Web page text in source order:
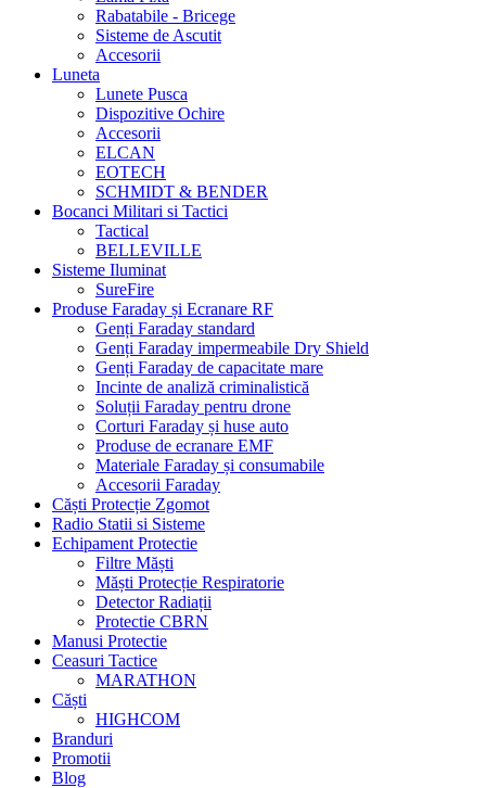
Rabatabile - Bricege
Sisteme de Ascutit
Accesorii
Luneta
Lunete Pusca
Dispozitive Ochire
Accesorii
ELCAN
EOTECH
SCHMIDT & BENDER
Bocanci Militari si Tactici
Tactical
BELLEVILLE
Sisteme Iluminat
SureFire
Produse Faraday și Ecranare RF
Genți Faraday standard
Genți Faraday impermeabile Dry Shield
Genți Faraday de capacitate mare
Incinte de analiză criminalistică
Soluții Faraday pentru drone
Corturi Faraday și huse auto
Produse de ecranare EMF
Materiale Faraday și consumabile
Accesorii Faraday
Căști Protecție Zgomot
Radio Statii si Sisteme
Echipament Protectie
Filtre Măști
Măști Protecție Respiratorie
Detector Radiații
Protectie CBRN
Manusi Protectie
Ceasuri Tactice
MARATHON
Căști
HIGHCOM
Branduri
Promotii
Blog